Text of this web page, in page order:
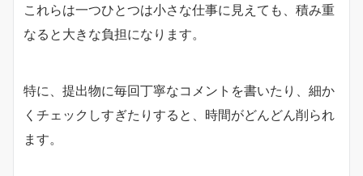
これらは一つひとつは小さな仕事に見えても、積み重
なると大きな負担になります。
特に、提出物に毎回丁寧なコメントを書いたり、細か
くチェックしすぎたりすると、時間がどんどん削られ
ます。